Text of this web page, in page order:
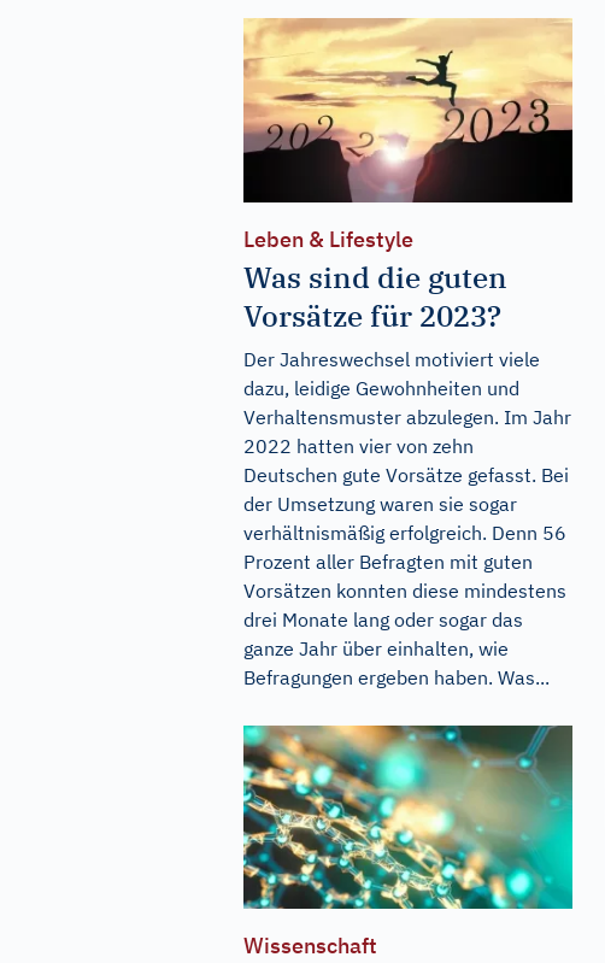
Leben & Lifestyle
Was sind die guten
Vorsätze für 2023?
Der Jahreswechsel motiviert viele
dazu, leidige Gewohnheiten und
Verhaltensmuster abzulegen. Im Jahr
2022 hatten vier von zehn
Deutschen gute Vorsätze gefasst. Bei
der Umsetzung waren sie sogar
verhältnismäßig erfolgreich. Denn 56
Prozent aller Befragten mit guten
Vorsätzen konnten diese mindestens
drei Monate lang oder sogar das
ganze Jahr über einhalten, wie
Befragungen ergeben haben. Was...
Wissenschaft